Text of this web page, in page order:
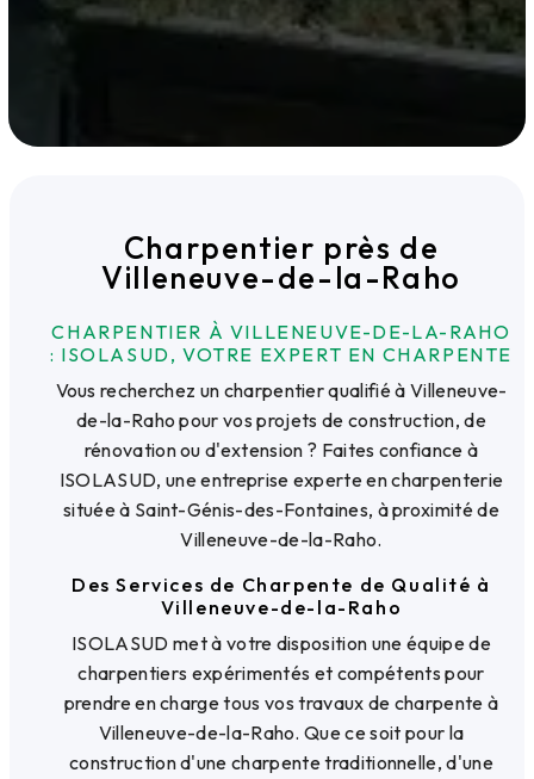
Charpentier près de
Villeneuve-de-la-Raho
CHARPENTIER À VILLENEUVE-DE-LA-RAHO
: ISOLASUD, VOTRE EXPERT EN CHARPENTE
Vous recherchez un charpentier qualifié à Villeneuve-
de-la-Raho pour vos projets de construction, de
rénovation ou d'extension ? Faites confiance à
ISOLASUD, une entreprise experte en charpenterie
située à Saint-Génis-des-Fontaines, à proximité de
Villeneuve-de-la-Raho.
Des Services de Charpente de Qualité à
Villeneuve-de-la-Raho
ISOLASUD met à votre disposition une équipe de
charpentiers expérimentés et compétents pour
prendre en charge tous vos travaux de charpente à
Villeneuve-de-la-Raho. Que ce soit pour la
construction d'une charpente traditionnelle, d'une